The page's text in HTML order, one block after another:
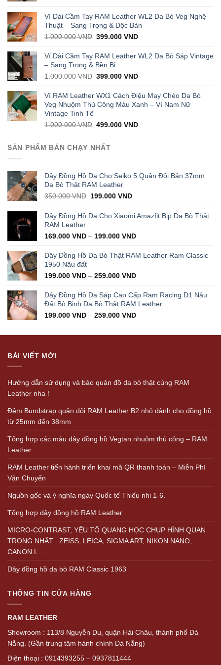
was:
1.000.000 VND.
is:
429.000 VND.
Ví Dài Cầm Tay RAM Leather WL2 Da Bò Veg Nghệ
Thuật – Sang Trọng & Độc Bản
1.000.000VND Original
was:
1.000.000 VND.
399.000VNDCurrent
is:
Ví Dài Cầm Tay RAM Leather WL2 Da Bò Sáp Vintage
– Sang Trọng & Bền Bỉ
1.000.000VND Original
was:
1.000.000 VND.
399.000VNDCurrent
is:
399.000 VND.
Ví RAM Leather WX1 Cách Điệu May Chéo Da Bò
Veg Nhuộm Thủ Công Màu Xanh – Ví Nam Nữ
Vintage Tinh Tế
1.000.000VND Original
was:
1.000.000 VND.
499.000VNDCurrent
SẢN PHẨM BÁN CHẠY NHẤT
Dây Đồng Hồ Da Cho Seiko 5 Quân Đội Bản 37mm
Da Bò Thật RAM Leather
350.000VND Original
was:
199.000VNDCurrent
is:
199.000 VND.
Dây Đồng Hồ Da Cho Xiaomi Amazfit Bip Da Bò Thật
RAM Leather
169.000 VND – 199.000 VND
Dây Đồng Hồ Da Bò Thật RAM Leather Ram Classic
1950 Nâu đất
199.000 VND – 259.000 VND
Dây Đồng Hồ Da Sáp Cao Cấp Ram Racing D1 Nâu
Đất Bộ Binh Da Bò Thật RAM Leather
199.000 VND – 259.000 VND
BÀI VIẾT MỚI
Hướng dẫn sử dụng và bảo quản đồ da bò thật cùng RAM
Leather nha !
Đệm Bundstrap quân đội RAM Leather B2 nhỏ dành cho đồng hồ
từ 25mm đến 38mm
Tổng hợp các màu dây đồng hồ Vegtan nhuộm thủ công – RAM
Leather
RAM Leather tiến hành triển khai mã QR thanh toán – Miễn Phí
Vận Chuyển
Nguồn gốc và ý nghĩa ngày Quốc tế Thiếu nhi 1-6.
Tổng hợp dây đồng hồ RAM Leather
MICRO-CONTRAST, YẾU TỐ QUANG HỌC CHỤP HÌNH QUAN
TRỌNG NHẤT : ZEISS, LEICA, SIGMA ART, NIKON NANO,
CANON L…
Dây đồng hồ da bò RAM Classic 1963
THÔNG TIN CỬA HÀNG
RAM LEATHER
Showroom : 113/8 Nguyễn Du, quận Hải Châu, thành phố Đà
Nẵng. (Gần trung tâm hành chính Đà Nẵng)
Điện thoại : 0914393255 – 0937811444